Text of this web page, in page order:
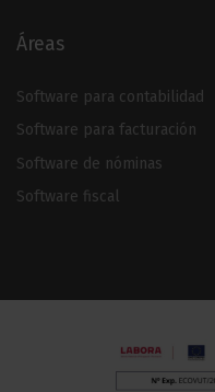
Áreas
Software para contabilidad
Software para facturación
Software de nóminas
Software fiscal